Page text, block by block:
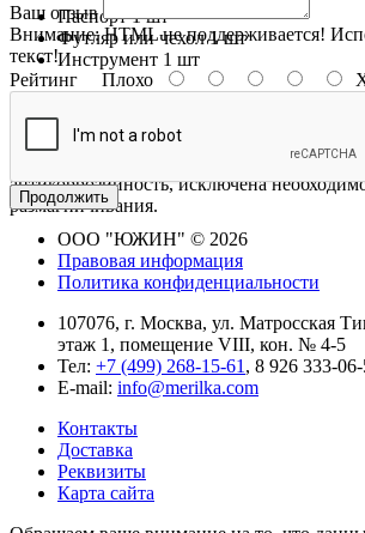
Паспорт 1 шт
Футляр или чехол 1 шт
Инструмент 1 шт
Описание:
Гранитные угольники изготавливаются из
Преимущество гранитного угольника,
антикоррозийность, исключена
размагничивания.
Ваш отзыв
Внимание:HTML не поддерживается!
текст!
Рейтинг Плохо
Продолжить
ООО "ЮЖИН" © 2026
Правовая информация
Политика конфиденциальности
107076, г. Москва, ул. Матросская
этаж 1, помещение VIII, кон. № 4-5
Тел: +7 (499) 268-15-61 , 8 926 333-06-
E-mail: info@merilka.com
Контакты
Доставка
Реквизиты
Карта сайта